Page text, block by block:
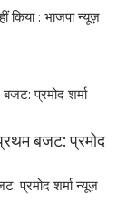
किया : भाजपा न्यूज़
बजट: प्रमोद
प्रमोद शर्मा न्यूज़